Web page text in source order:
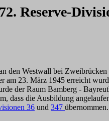
Reserve-
den Westwall bei
23. März 1945 erreicht
der Raum Bamberg -
dass die Ausbildung
36 und 347